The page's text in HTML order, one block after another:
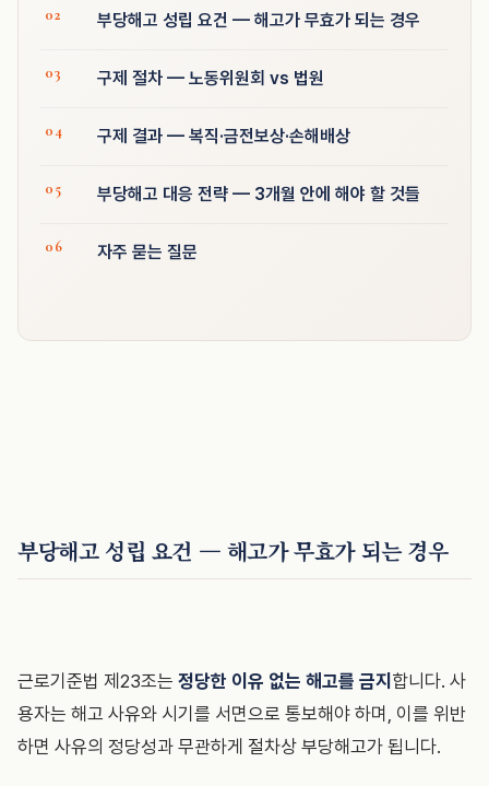
부당해고 성립 요건 — 해고가 무효가 되는 경우
구제 절차 — 노동위원회 vs 법원
구제 결과 — 복직·금전보상·손해배상
부당해고 대응 전략 — 3개월 안에 해야 할 것들
자주 묻는 질문
부당해고 성립 요건 — 해고가 무효가 되는 경우
근로기준법 제23조는 정당한 이유 없는 해고를 금지 합니다. 사
용자는 해고 사유와 시기를 서면으로 통보해야 하며, 이를 위반
하면 사유의 정당성과 무관하게 절차상 부당해고가 됩니다.